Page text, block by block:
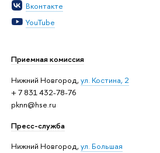
Вконтакте
YouTube
Приемная комиссия
Нижний Новгород,ул. Костина, 2
+ 7 831 432-78-76
pknn@hse.ru
Пресс-служба
Нижний Новгород,ул. Большая